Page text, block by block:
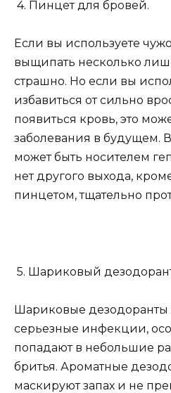
4. Пинцет для бровей.
Если вы используете
выщипать несколько
страшно. Но если вы
избавиться от сильно
появиться кровь, это
заболевания в будущем.
может быть носителем
нет другого выхода,
пинцетом, тщательно
5. Шариковый
Шариковые дезодоранты
серьезные инфекции,
попадают в небольшие
бритья. Ароматные
маскируют запах и не